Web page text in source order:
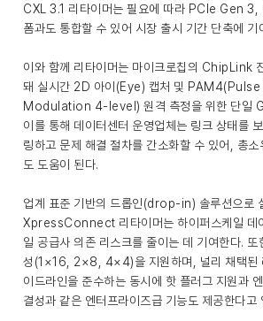
CXL 3.1 리타이머는 필요에 따라 PCIe Gen
폼과도 통합할 수 있어 시장 출시 기간 단축에 기
이와 함께 리타이머는 마이크로칩의 ChipLink
돼 실시간 2D 아이(Eye) 캡처 및
Modulation 4-level) 원격 측정을 위한 단일
이를 통해 데이터센터 운영업체는 링크 상태를
링하고 문제 해결 절차를 간소화할 수 있어, 총
도 도움이 된다.
업계 표준 기반의 드롭인(drop-in) 솔루션으로
XpressConnect 리타이머는 하이퍼스케일 데
일 공급사 의존 리스크를 줄이는 데 기여한다.
성(1×16, 2×8, 4×4)을 지원하며, 널리 채택된
이드라인을 준수하는 동시에 핫 플러그 지원과
결성과 같은 엔터프라이즈급 기능도 제공한다고